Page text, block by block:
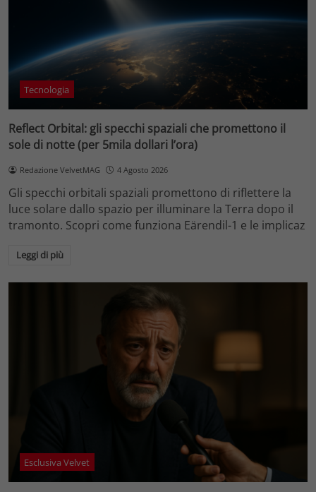
Tecnologia
Reflect Orbital: gli specchi spaziali che promettono il
sole di notte (per 5mila dollari l’ora)
Redazione VelvetMAG 4 Agosto 2026
Gli specchi orbitali spaziali promettono di riflettere la
luce solare dallo spazio per illuminare la Terra dopo il
tramonto. Scopri come funziona Eärendil-1 e le implicaz
Leggi di più
Esclusiva Velvet